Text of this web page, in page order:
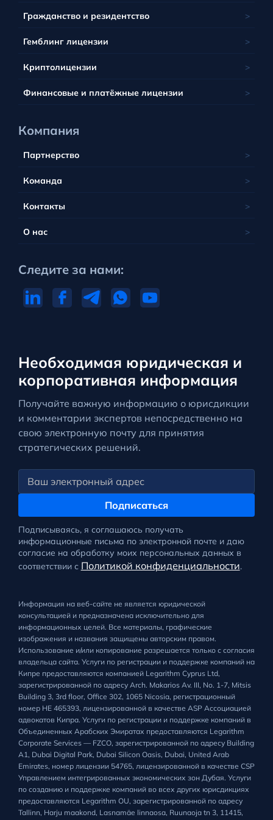
Необходимая юридическая и
корпоративная информация
Получайте важную информацию о юрисдикции
и комментарии экспертов непосредственно на
свою электронную почту для принятия
стратегических решений.
Подписаться
Подписываясь, я соглашаюсь получать
информационные письма по электронной почте и даю
согласие на обработку моих персональных данных в
соответствии с Политикой конфиденциальности.
Гражданство и резидентство
Гемблинг лицензии
Криптолицензии
Финансовые и платёжные лицензии
Барбадос
Белиз
Люксембург
Мальта
Польша
Тувалу
Вануату
Компания
Партнерство
Команда
Контакты
О нас
Следите за нами:
Информация на веб-сайте не является юридической
консультацией и предназначена исключительно для
информационных целей. Все материалы, графические
изображения и названия защищены авторским правом.
Использование и/или копирование разрешается только с согласия
владельца сайта. Услуги по регистрации и поддержке компаний на
Кипре предоставляются компанией Legarithm Cyprus Ltd,
зарегистрированной по адресу Arch. Makarios Av. III, No. 1-7, Mitsis
Building 3, 3rd floor, Office 302, 1065 Nicosia, регистрационный
номер HE 465393, лицензированной в качестве ASP Ассоциацией
адвокатов Кипра. Услуги по регистрации и поддержке компаний в
Объединенных Арабских Эмиратах предоставляются Legarithm
Corporate Services — FZCO, зарегистрированной по адресу Building
A1, Dubai Digital Park, Dubai Silicon Oasis, Dubai, United Arab
Emirates, номер лицензии 54765, лицензированной в качестве CSP
Управлением интегрированных экономических зон Дубая. Услуги
по созданию и поддержке компаний во всех других юрисдикциях
предоставляются Legarithm OU, зарегистрированной по адресу
Tallinn, Harju maakond, Lasnamäe linnaosa, Ruunaoja tn 3, 11415,